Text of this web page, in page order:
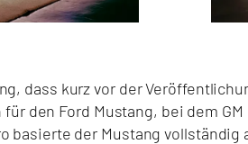
dass kurz vor der
den Ford Mustang, bei dem
basierte der Mustang